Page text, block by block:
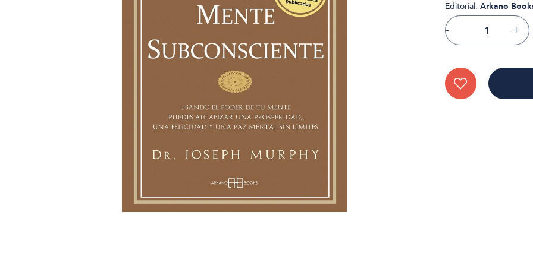
Editorial: Arkano
- +